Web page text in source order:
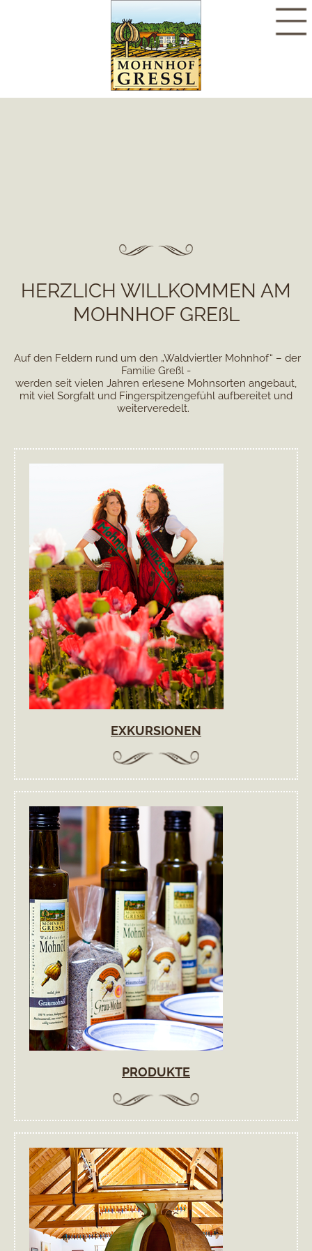
HERZLICH WILLKOMMEN AM
MOHNHOF GREßL
Auf den Feldern rund um den „Waldviertler Mohnhof“ – der
Familie Greßl -
werden seit vielen Jahren erlesene Mohnsorten angebaut,
mit viel Sorgfalt und Fingerspitzengefühl aufbereitet und
weiterveredelt.
EXKURSIONEN
PRODUKTE